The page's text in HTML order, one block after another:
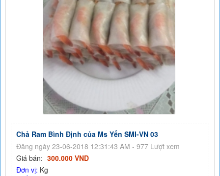
Chả Ram Bình Định của Ms Yến SMI-VN 03
Đăng ngày 23-06-2018 12:31:43 AM - 977 Lượt xem
Giá bán: 300.000 VND
Đơn vị: Kg